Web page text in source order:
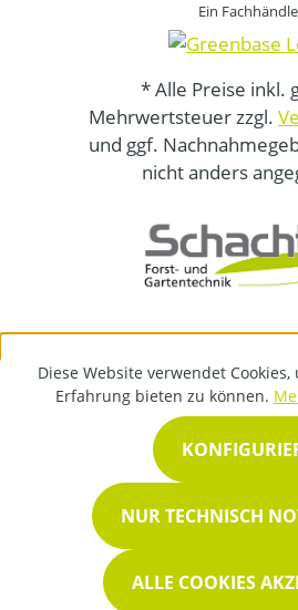
Ein
* Alle Preise inkl.
Mehrwertsteuer zzgl.
und ggf.
nicht anders
Diese Website verwendet
Erfahrung bieten zu können.
NUR TECHNISCH
ALLE COOKIES